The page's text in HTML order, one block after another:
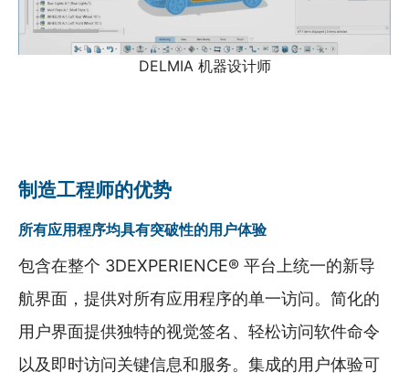
DELMIA 机器设计师
制造工程师的优势
所有应用程序均具有突破性的用户体验
包含在整个 3DEXPERIENCE® 平台上统一的新导
航界面，提供对所有应用程序的单一访问。简化的
用户界面提供独特的视觉签名、轻松访问软件命令
以及即时访问关键信息和服务。集成的用户体验可